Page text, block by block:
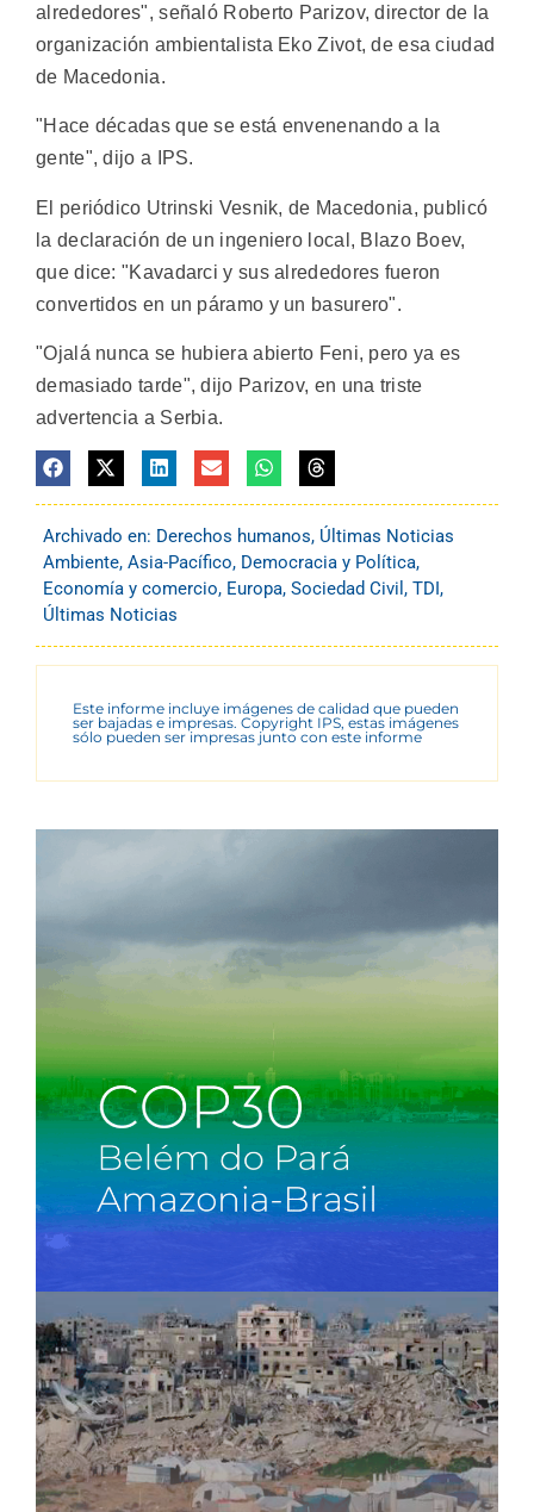
alrededores", señaló Roberto Parizov, director de la
organización ambientalista Eko Zivot, de esa ciudad
de Macedonia.
"Hace décadas que se está envenenando a la
gente", dijo a IPS.
El periódico Utrinski Vesnik, de Macedonia, publicó
la declaración de un ingeniero local, Blazo Boev,
que dice: "Kavadarci y sus alrededores fueron
convertidos en un páramo y un basurero".
"Ojalá nunca se hubiera abierto Feni, pero ya es
demasiado tarde", dijo Parizov, en una triste
advertencia a Serbia.
Archivado en: Derechos humanos, Últimas Noticias
Ambiente, Asia-Pacífico, Democracia y Política,
Economía y comercio, Europa, Sociedad Civil , TDI,
Últimas Noticias
Este informe incluye imágenes de calidad que pueden
ser bajadas e impresas. Copyright IPS, estas imágenes
sólo pueden ser impresas junto con este informe